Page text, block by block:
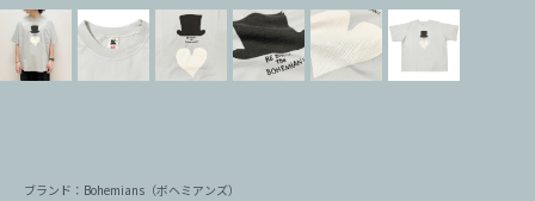
ブランド：Bohemians（ボヘミアンズ）